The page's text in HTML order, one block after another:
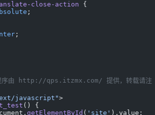
close-action
{
;
;
javascript">
() {
getElementById ( 'site' ).value;